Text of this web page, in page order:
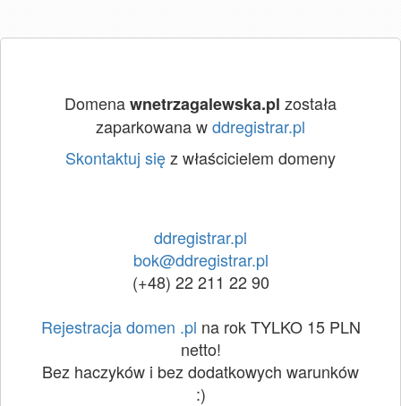
Domenawnetrzagalewska.pl została
zaparkowana wddregistrar.pl
Skontaktuj sięz właścicielem domeny
ddregistrar.pl
bok@ddregistrar.pl
(+48) 22 211 22 90
Rejestracja domen .pl na rok TYLKO 15 PLN
netto!
Bez haczyków i bez dodatkowych warunków
:)